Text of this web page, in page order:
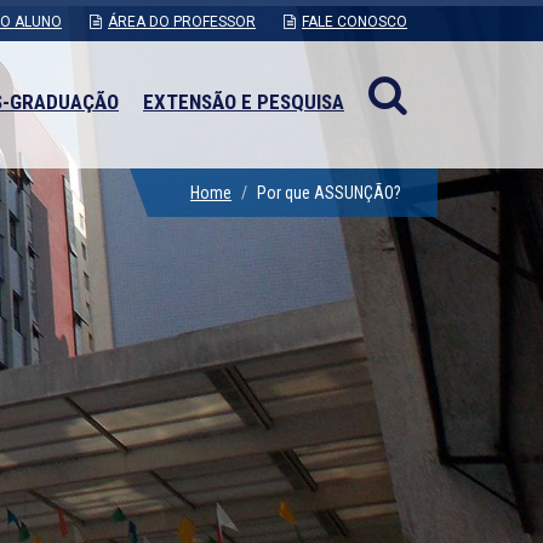
ALUNO ÁREA DO PROFESSOR FALE CONOSCO
GRADUAÇÃO EXTENSÃO E PESQUISA
Home Por que ASSUNÇÃO?